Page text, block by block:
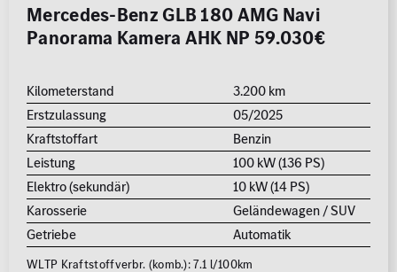
Mercedes-Benz GLB 180 AMG Navi
Panorama Kamera AHK NP 59.030€
Kilometerstand
3.200 km
Erstzulassung
05/2025
Kraftstoffart
Benzin
Leistung
100 kW (136 PS)
Elektro (sekundär)
10 kW (14 PS)
Karosserie
Geländewagen / SUV
Getriebe
Automatik
WLTP Kraftstoffverbr. (komb.): 7.1 l/100km